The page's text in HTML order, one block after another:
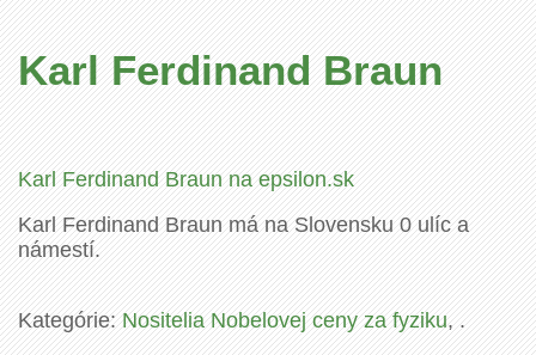
Karl Ferdinand Braun
Karl Ferdinand Braun na epsilon.sk
Karl Ferdinand Braun má na Slovensku 0 ulíc a
námestí.
Kategórie:Nositelia Nobelovej ceny za fyziku, .